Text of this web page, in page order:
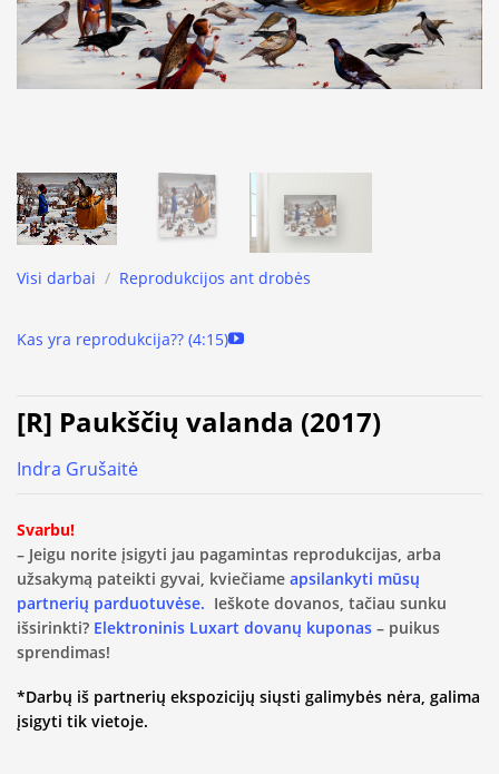
Visi darbai / Reprodukcijos ant drobės
Kas yra reprodukcija?? (4:15)
[R] Paukščių valanda (2017)
Indra Grušaitė
Svarbu!
– Jeigu norite įsigyti jau pagamintas reprodukcijas, arba
užsakymą pateikti gyvai, kviečiame apsilankyti mūsų
partnerių parduotuvėse. Ieškote dovanos, tačiau sunku
išsirinkti? Elektroninis Luxart dovanų kuponas – puikus
sprendimas!
*Darbų iš partnerių ekspozicijų siųsti galimybės nėra, galima
įsigyti tik vietoje.